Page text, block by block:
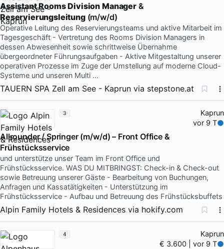
AssistantRoomsDivision Manager&
Reservierungsleitung(m/w/d)
Operative Leitung des Reservierungsteams und aktive Mitarbeit im
Tagesgeschäft - Vertretung des Rooms Division Managers in
dessen Abwesenheit sowie schrittweise Übernahme
übergeordneter Führungsaufgaben - Aktive Mitgestaltung unserer
operativen Prozesse im Zuge der Umstellung auf moderne Cloud-
Systeme und unseren Multi …
TAUERN SPA Zell am See - Kaprun via stepstone.at
Kaprun
vor 9 T
Allrounder / Springer (m/w/d) – Front Office &
Frühstücksservice
und unterstütze unser Team im Front Office und
Frühstücksservice. WAS DU MITBRINGST: Check-in & Check-out
sowie Betreuung unserer Gäste - Bearbeitung von Buchungen,
Anfragen und Kassatätigkeiten - Unterstützung im
Frühstücksservice - Aufbau und Betreuung des Frühstücksbuffets
Alpin Family Hotels & Residences via hokify.com
3
Kaprun
€ 3.600 | vor 9 T
4